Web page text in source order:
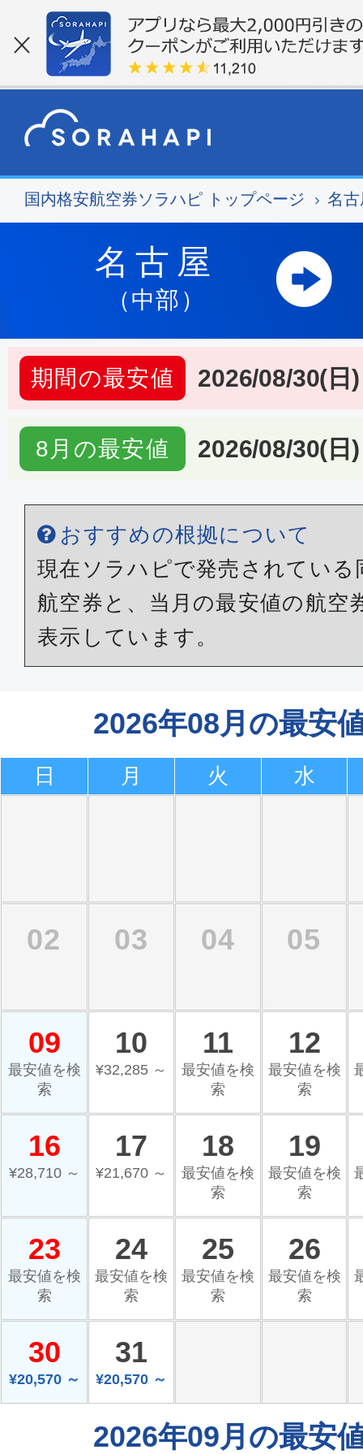
国内格安航空券ソラハピ トップページ 名
名古屋
（中部）
期間の最安値 2026/08/30(日)
8月の最安値 2026/08/30(日)
おすすめの根拠について
現在ソラハピで発売されている
航空券と、当月の最安値の航空
表示しています。
2026年08月の最安
日 月 火 水
02 03 04 05
09
最安値を検
索
10
¥32,285 ～
11
最安値を検
索
12
最安値を検
索
16
¥28,710 ～
17
¥21,670 ～
18
最安値を検
索
19
最安値を検
索
23
最安値を検
索
24
最安値を検
索
25
最安値を検
索
26
最安値を検
索
30
¥20,570 ～
31
¥20,570 ～
2026年09月の最安